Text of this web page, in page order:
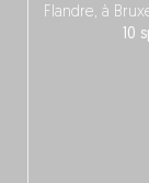
Flandre, à
10